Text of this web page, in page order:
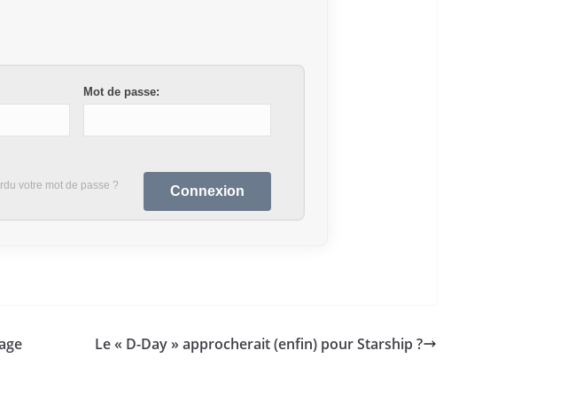
Mot de passe:
votre mot de passe ?
Le « D-Day » approcherait (enfin) pour Starship ?